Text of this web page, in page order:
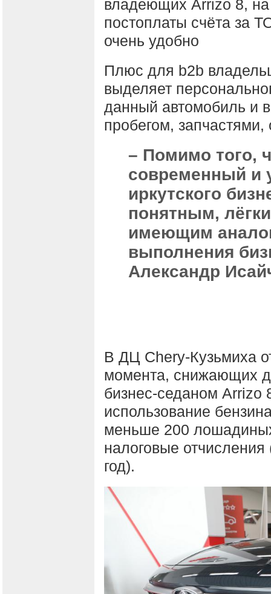
владеющих Arrizo 8, на
постоплаты счёта за
очень удобно
Плюс для b2b
выделяет
данный автомобиль и
пробегом,
– Помимо того,
современный и
иркутского
понятным,
имеющим
выполнения
Александр
В ДЦ Chery-Кузьмиха
момента, снижающих
бизнес-седаном Arrizo
использование
меньше 200 лошадиных
налоговые
год).